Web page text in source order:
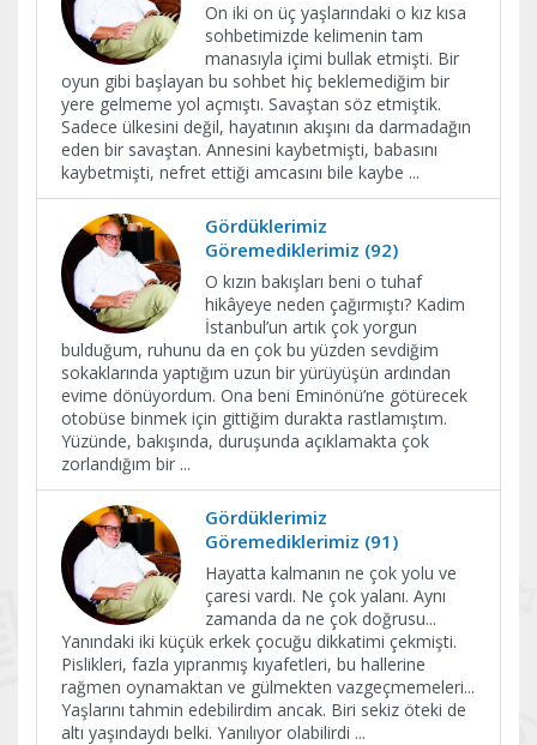
On iki on üç yaşlarındaki o kız kısa
sohbetimizde kelimenin tam
manasıyla içimi bullak etmişti. Bir
oyun gibi başlayan bu sohbet hiç beklemediğim bir
yere gelmeme yol açmıştı. Savaştan söz etmiştik.
Sadece ülkesini değil, hayatının akışını da darmadağın
eden bir savaştan. Annesini kaybetmişti, babasını
kaybetmişti, nefret ettiği amcasını bile kaybe ...
Gördüklerimiz
Göremediklerimiz (92)
O kızın bakışları beni o tuhaf
hikâyeye neden çağırmıştı? Kadim
İstanbul’un artık çok yorgun
bulduğum, ruhunu da en çok bu yüzden sevdiğim
sokaklarında yaptığım uzun bir yürüyüşün ardından
evime dönüyordum. Ona beni Eminönü’ne götürecek
otobüse binmek için gittiğim durakta rastlamıştım.
Yüzünde, bakışında, duruşunda açıklamakta çok
zorlandığım bir ...
Gördüklerimiz
Göremediklerimiz (91)
Hayatta kalmanın ne çok yolu ve
çaresi vardı. Ne çok yalanı. Aynı
zamanda da ne çok doğrusu...
Yanındaki iki küçük erkek çocuğu dikkatimi çekmişti.
Pislikleri, fazla yıpranmış kıyafetleri, bu hallerine
rağmen oynamaktan ve gülmekten vazgeçmemeleri...
Yaşlarını tahmin edebilirdim ancak. Biri sekiz öteki de
altı yaşındaydı belki. Yanılıyor olabilirdi ...